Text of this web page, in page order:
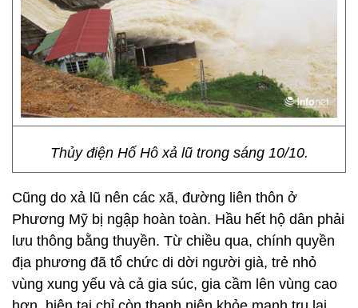
Thủy điện Hố Hô xả lũ trong sáng 10/10.
Cũng do xả lũ nên các xã, đường liên thôn ở
Phương Mỹ bị ngập hoàn toàn. Hầu hết hộ dân phải
lưu thông bằng thuyền. Từ chiều qua, chính quyền
địa phương đã tổ chức di dời người già, trẻ nhỏ
vùng xung yếu và cả gia súc, gia cầm lên vùng cao